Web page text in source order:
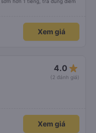
Xem giá
4.0 star_rate
(2 đánh giá)
Xem giá